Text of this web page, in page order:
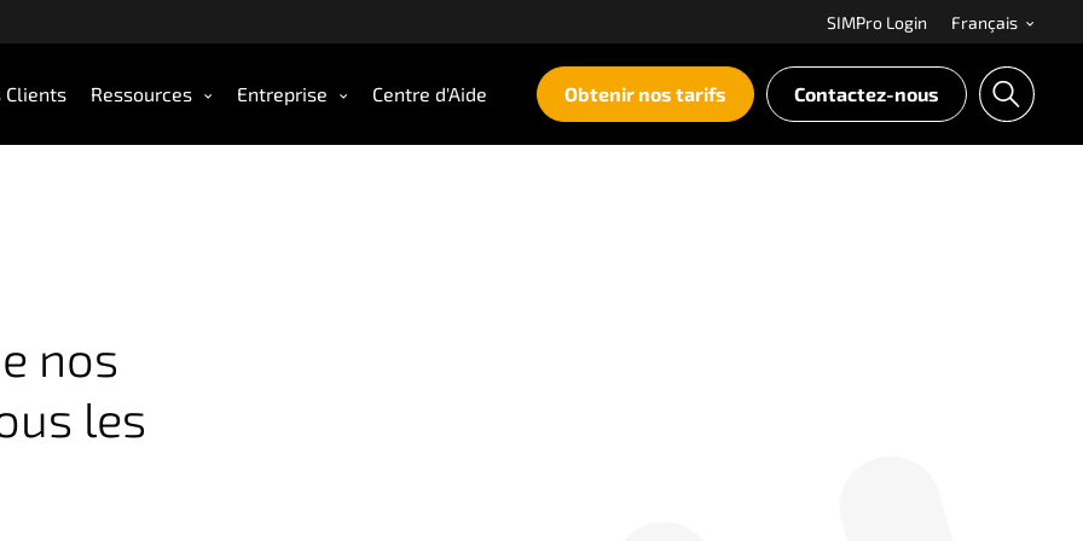
SIMPro Login Français
Clients Ressources Entreprise Centre d'Aide Obtenir nos tarifs Contactez-nous
S
nos
les